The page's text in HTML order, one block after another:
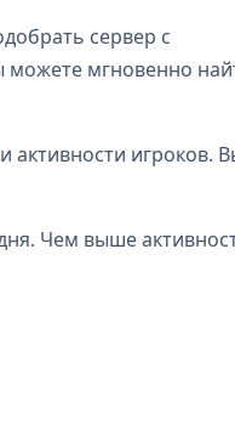
сервер с
можете мгновенно
активности игроков.
Чем выше